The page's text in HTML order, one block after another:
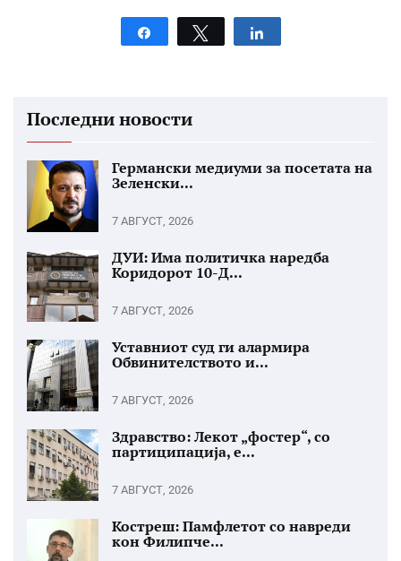
Share Tweet
Последни новости
Германски медиуми за посетата на
Зеленски...
7 АВГУСТ, 2026
ДУИ: Има политичка наредба
Коридорот 10-Д...
7 АВГУСТ, 2026
Уставниот суд ги алармира
Обвинителството и...
7 АВГУСТ, 2026
Здравство: Лекот „фостер“, со
партиципација, е...
7 АВГУСТ, 2026
Костреш: Памфлетот со навреди
кон Филипче...